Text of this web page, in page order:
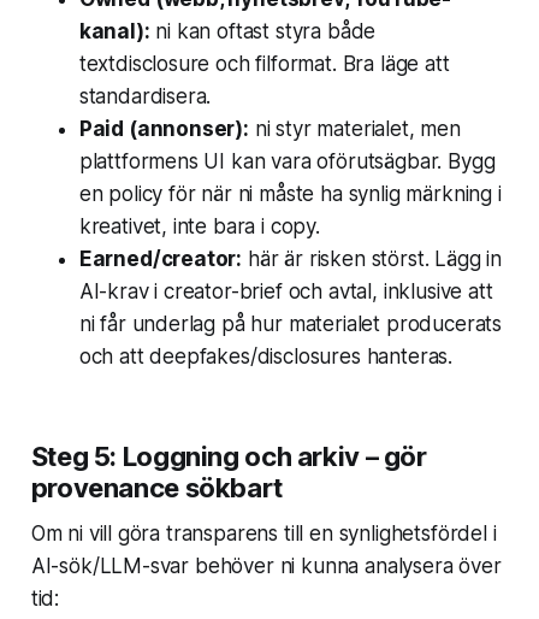
kanal): ni kan oftast styra både
textdisclosure och filformat. Bra läge att
standardisera.
Paid (annonser): ni styr materialet, men
plattformens UI kan vara oförutsägbar. Bygg
en policy för när ni måste ha synlig märkning i
kreativet, inte bara i copy.
Earned/creator: här är risken störst. Lägg in
AI-krav i creator-brief och avtal, inklusive att
ni får underlag på hur materialet producerats
och att deepfakes/disclosures hanteras.
Steg 5: Loggning och arkiv – gör
provenance sökbart
Om ni vill göra transparens till en synlighetsfördel i
AI-sök/LLM-svar behöver ni kunna analysera över
tid: